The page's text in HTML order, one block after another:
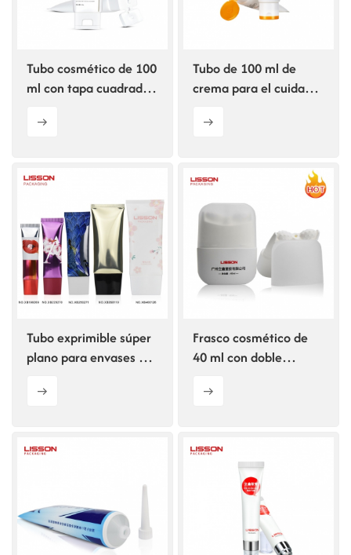
Tubo cosmético de 100
ml con tapa cuadrada
Tubo de 100 ml de
crema para el cuidado
supersuave
Tubo exprimible súper
plano para envases de
Frasco cosmético de
40 ml con doble
para esencia.